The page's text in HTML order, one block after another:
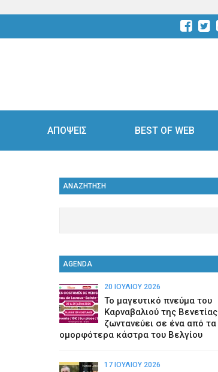
ΑΠΟΨΕΙΣ BEST OF WEB
ΑΝΑΖΗΤΗΣΗ
AGENDA
20 ΙΟΥΛΊΟΥ 2026
Το μαγευτικό πνεύμα του
Καρναβαλιού της Βενετίας
ζωντανεύει σε ένα από τα
ομορφότερα κάστρα του Βελγίου
17 ΙΟΥΛΊΟΥ 2026